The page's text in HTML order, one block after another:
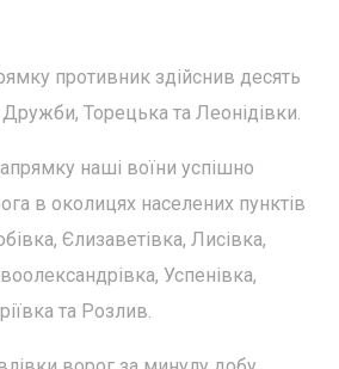
противник здійснив десять
Торецька та Леонідівки.
наші воїни успішно
в околицях населених пунктів
Єлизаветівка, Лисівка,
Успенівка,
та Розлив.